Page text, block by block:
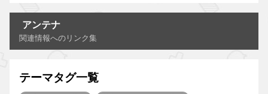
アンテナ
関連情報へのリンク集
テーマタグ一覧